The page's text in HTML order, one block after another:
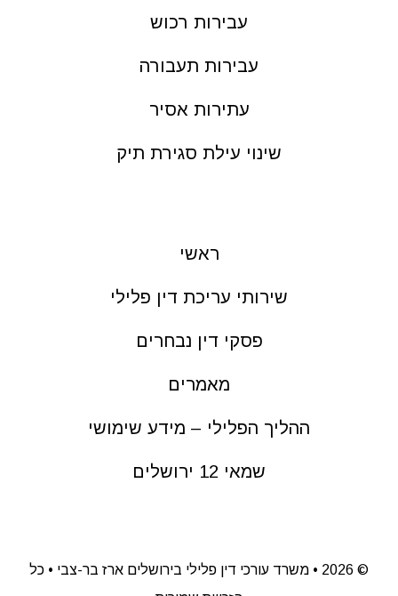
עבירות רכוש
עבירות תעבורה
עתירות אסיר
שינוי עילת סגירת תיק
ראשי
שירותי עריכת דין פלילי
פסקי דין נבחרים
מאמרים
ההליך הפלילי – מידע שימושי
שמאי 12 ירושלים
©
2026 • משרד עורכי דין פלילי בירושלים ארז בר-צבי • כל